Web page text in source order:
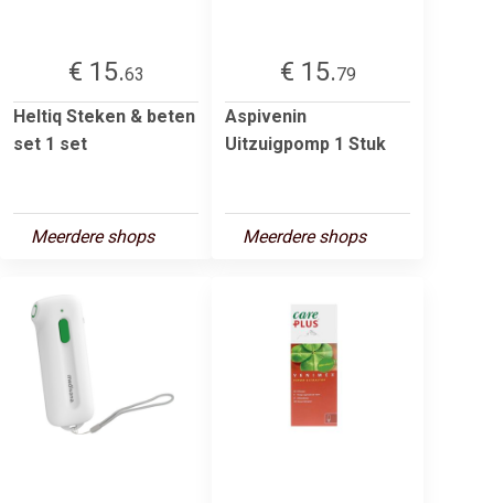
€ 15.63
Heltiq Steken & beten
set 1 set
Meerdere shops
€ 15.79
Aspivenin
Uitzuigpomp 1 Stuk
Meerdere shops